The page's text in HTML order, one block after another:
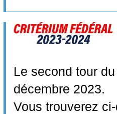
Le second tour
décembre 2023.
Vous trouverez